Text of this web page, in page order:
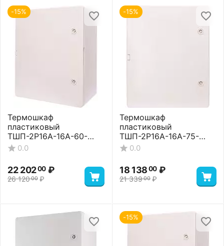
-15%
Термошкаф
пластиковый
ТШП-2P16A-16A-60-
352515 Standart
0.0
26 12000 ₽
22 20200 ₽
-15%
Термошкаф
пластиковый
ТШП-2P16A-16A-75-
403017 Basic
0.0
21 33900 ₽
18 13800 ₽
-15%